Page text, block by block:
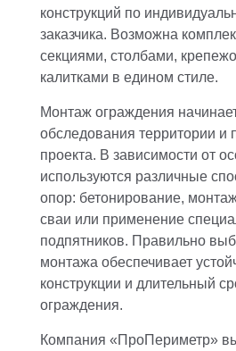
конструкций по
заказчика. Возможна
секциями, столбами,
калитками в едином стиле.
Монтаж ограждения
обследования территории и
проекта. В зависимости от
используются различные
опор: бетонирование,
сваи или применение
подпятников. Правильно
монтажа обеспечивает
конструкции и длительный
ограждения.
Компания «ПроПериметр»